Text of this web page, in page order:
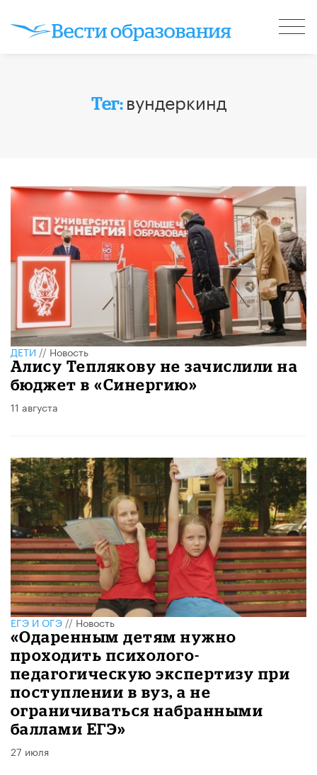
Тег: вундеркинд
ДЕТИ//Новость
Алису Теплякову не зачислили на
бюджет в «Синергию»
11 августа
ЕГЭ И ОГЭ//Новость
«Одаренным детям нужно
проходить психолого-
педагогическую экспертизу при
поступлении в вуз, а не
ограничиваться набранными
баллами ЕГЭ»
27 июля